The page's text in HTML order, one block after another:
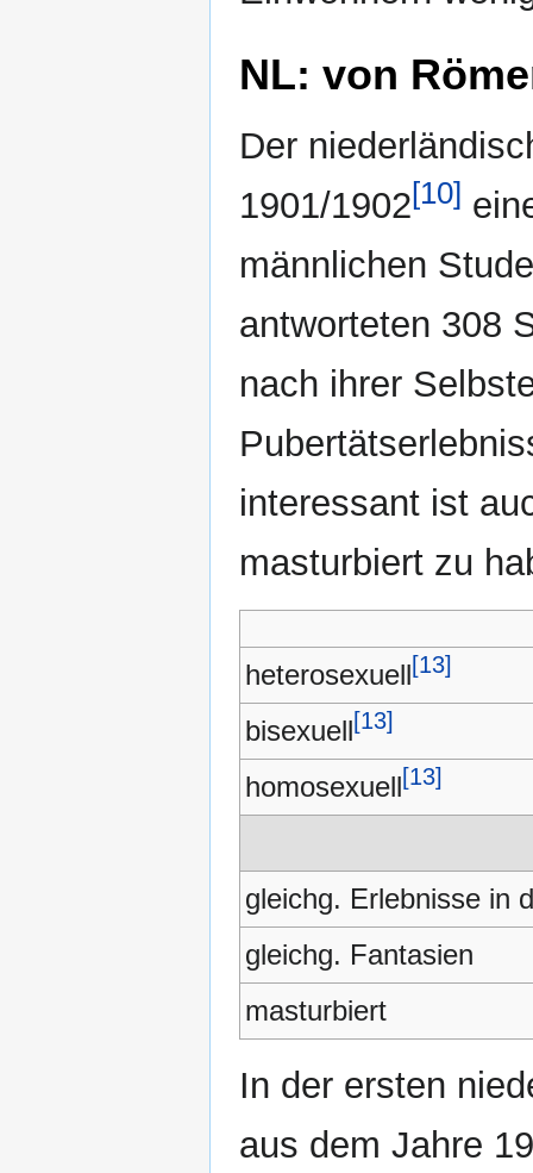
NL: von
Der
1901/1902[10]
männlichen
antworteten 308
nach ihrer
interessant ist
masturbiert zu
heterosexuell[13]
bisexuell[13]
homosexuell[13]
gleichg. Erlebnisse in
gleichg. Fantasien
masturbiert
In der ersten
aus dem Jahre